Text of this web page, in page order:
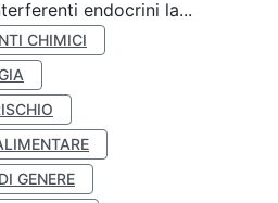
endocrini la...
CHIMICI
GENERE